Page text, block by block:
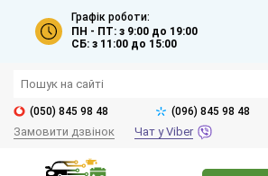
Графік роботи:
ПН - ПТ: з 9:00 до 19:00
СБ: з 11:00 до 15:00
(050) 845 98 48 (096) 845 98 48
Замовити дзвінок Чат у Viber